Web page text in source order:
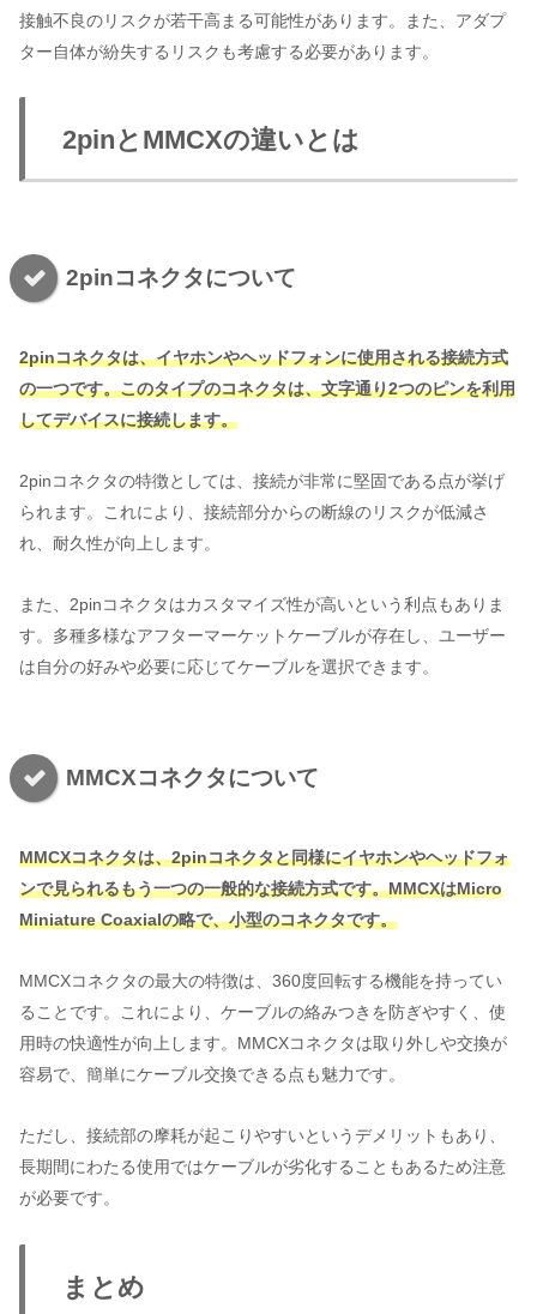
接触不良のリスクが若干高まる可能性があります。また、アダプ
ター自体が紛失するリスクも考慮する必要があります。
2pinとMMCXの違いとは
2pinコネクタについて
2pinコネクタは、イヤホンやヘッドフォンに使用される接続方式
の一つです。このタイプのコネクタは、文字通り2つのピンを利用
してデバイスに接続します。
2pinコネクタの特徴としては、接続が非常に堅固である点が挙げ
られます。これにより、接続部分からの断線のリスクが低減さ
れ、耐久性が向上します。
また、2pinコネクタはカスタマイズ性が高いという利点もありま
す。多種多様なアフターマーケットケーブルが存在し、ユーザー
は自分の好みや必要に応じてケーブルを選択できます。
MMCXコネクタについて
MMCXコネクタは、2pinコネクタと同様にイヤホンやヘッドフォ
ンで見られるもう一つの一般的な接続方式です。MMCXはMicro
Miniature Coaxialの略で、小型のコネクタです。
MMCXコネクタの最大の特徴は、360度回転する機能を持ってい
ることです。これにより、ケーブルの絡みつきを防ぎやすく、使
用時の快適性が向上します。MMCXコネクタは取り外しや交換が
容易で、簡単にケーブル交換できる点も魅力です。
ただし、接続部の摩耗が起こりやすいというデメリットもあり、
長期間にわたる使用ではケーブルが劣化することもあるため注意
が必要です。
まとめ